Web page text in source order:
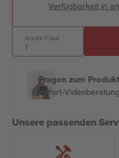
Verfügbarkeit in
Anzahl: Paket
Fragen zum
Sofort-
Unsere passenden